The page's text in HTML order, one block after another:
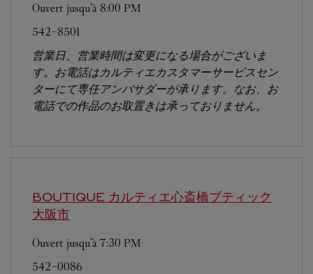
Ouvert jusqu'à 8:00 PM
542-8501
営業日、営業時間は変更になる場合がございま
す。お電話はカルティエカスタマーサービスセン
ターにて専任アンバサダーが承ります。なお、お
電話での作品のお取置きは承っておりません。
BOUTIQUE カルティエ心斎橋ブティック
大阪市
Ouvert jusqu'à 7:30 PM
542-0086